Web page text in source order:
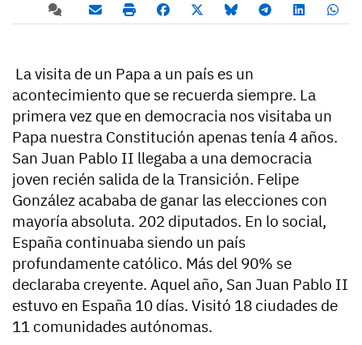
La visita de un Papa a un país es un
acontecimiento que se recuerda siempre. La
primera vez que en democracia nos visitaba un
Papa nuestra Constitución apenas tenía 4 años.
San Juan Pablo II llegaba a una democracia
joven recién salida de la Transición. Felipe
González acababa de ganar las elecciones con
mayoría absoluta. 202 diputados. En lo social,
España continuaba siendo un país
profundamente católico. Más del 90% se
declaraba creyente. Aquel año, San Juan Pablo II
estuvo en España 10 días. Visitó 18 ciudades de
11 comunidades autónomas.